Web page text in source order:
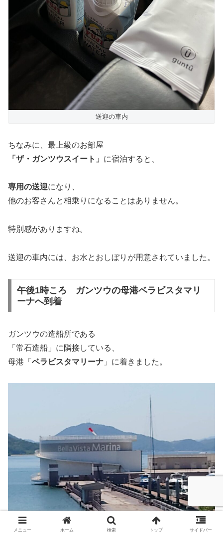
送迎の車内
ちなみに、最上級のお部屋
「ザ・ガンツウスイート」 に宿泊すると、
専用の送迎になり、
他のお客さんと相乗りになることはありません。
特別感がありますね。
送迎の車内には、お水とおしぼりが用意されていました。
午後1時ころ ガンツウの母港ベラビスタマリ
ーナへ到着
ガンツウの造船所である
「常石造船」に隣接している、
母港「 ベラビスタマリーナ 」に着きました。
メニュー ホーム 検索 トップ サイドバー